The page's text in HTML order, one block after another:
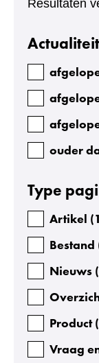
Resultaten
Facetten
Actualiteit
ouder
Type
Artikel (
Bestand
Nieuws (
Product(
Vraag